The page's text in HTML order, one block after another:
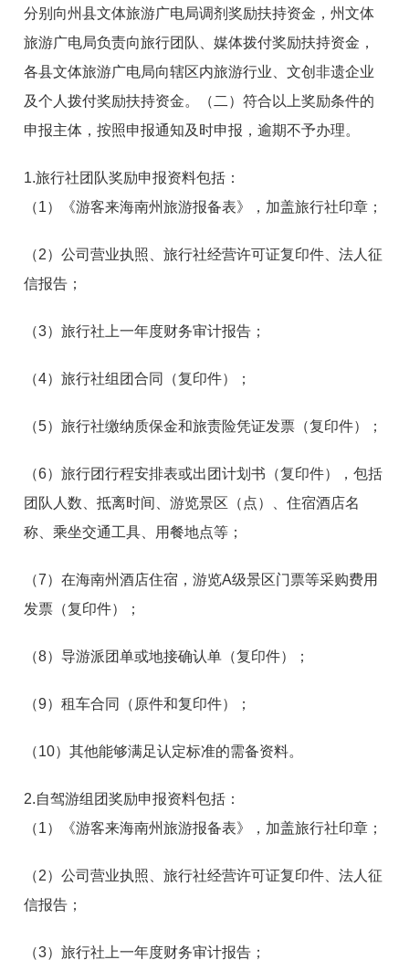
分别向州县文体旅游广电局调剂奖励扶持资金，州文体
旅游广电局负责向旅行团队、媒体拨付奖励扶持资金，
各县文体旅游广电局向辖区内旅游行业、文创非遗企业
及个人拨付奖励扶持资金。（二）符合以上奖励条件的
申报主体，按照申报通知及时申报，逾期不予办理。
1.旅行社团队奖励申报资料包括：
（1）《游客来海南州旅游报备表》，加盖旅行社印章；
（2）公司营业执照、旅行社经营许可证复印件、法人征
信报告；
（3）旅行社上一年度财务审计报告；
（4）旅行社组团合同（复印件）；
（5）旅行社缴纳质保金和旅责险凭证发票（复印件）；
（6）旅行团行程安排表或出团计划书（复印件），包括
团队人数、抵离时间、游览景区（点）、住宿酒店名
称、乘坐交通工具、用餐地点等；
（7）在海南州酒店住宿，游览A级景区门票等采购费用
发票（复印件）；
（8）导游派团单或地接确认单（复印件）；
（9）租车合同（原件和复印件）；
（10）其他能够满足认定标准的需备资料。
2.自驾游组团奖励申报资料包括：
（1）《游客来海南州旅游报备表》，加盖旅行社印章；
（2）公司营业执照、旅行社经营许可证复印件、法人征
信报告；
（3）旅行社上一年度财务审计报告；